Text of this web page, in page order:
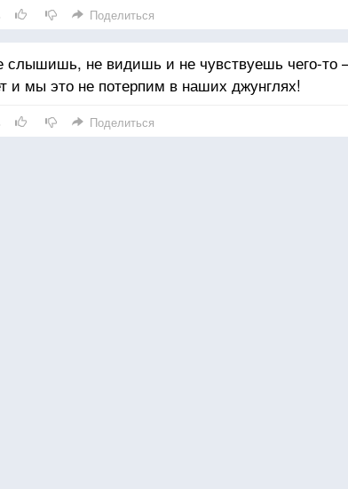
Поделиться
слышишь, не видишь и не чувствуешь чего-то
и мы это не потерпим в наших джунглях!
Поделиться